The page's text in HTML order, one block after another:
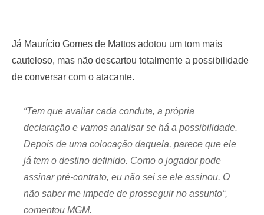
Já Maurício Gomes de Mattos adotou um tom mais
cauteloso, mas não descartou totalmente a possibilidade
de conversar com o atacante.
“Tem que avaliar cada conduta, a própria
declaração e vamos analisar se há a possibilidade.
Depois de uma colocação daquela, parece que ele
já tem o destino definido. Como o jogador pode
assinar pré-contrato, eu não sei se ele assinou. O
não saber me impede de prosseguir no assunto“,
comentou MGM.